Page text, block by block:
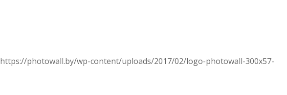
https://photowall.by/wp-content/uploads/2017/02/logo-photowall-300x57-